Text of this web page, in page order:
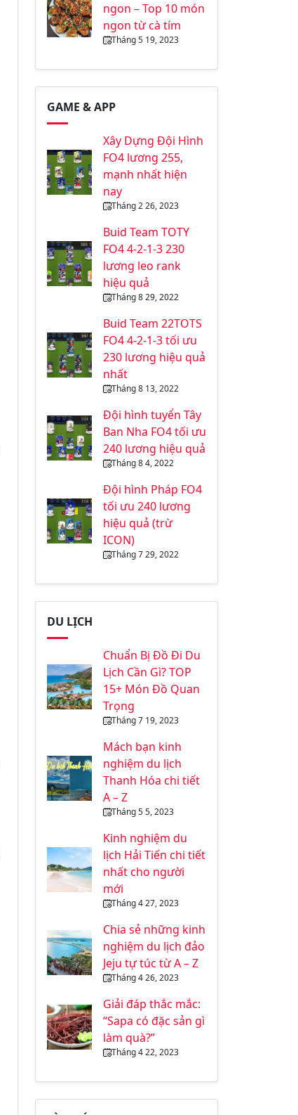
ngon – Top 10 món
ngon từ cà tím
Tháng 5 19, 2023
GAME & APP
Xây Dựng Đội Hình
FO4 lương 255,
mạnh nhất hiện
nay
Tháng 2 26, 2023
Buid Team TOTY
FO4 4-2-1-3 230
lương leo rank
hiệu quả
Tháng 8 29, 2022
Buid Team 22TOTS
FO4 4-2-1-3 tối ưu
230 lương hiệu quả
nhất
Tháng 8 13, 2022
Đội hình tuyển Tây
Ban Nha FO4 tối ưu
240 lương hiệu quả
Tháng 8 4, 2022
Đội hình Pháp FO4
tối ưu 240 lương
hiệu quả (trừ
ICON)
Tháng 7 29, 2022
DU LỊCH
Chuẩn Bị Đồ Đi Du
Lịch Cần Gì? TOP
15+ Món Đồ Quan
Trọng
Tháng 7 19, 2023
Mách bạn kinh
nghiệm du lịch
Thanh Hóa chi tiết
A – Z
Tháng 5 5, 2023
Kinh nghiệm du
lịch Hải Tiến chi tiết
nhất cho người
mới
Tháng 4 27, 2023
Chia sẻ những kinh
nghiệm du lịch đảo
Jeju tự túc từ A – Z
Tháng 4 26, 2023
Giải đáp thắc mắc:
“Sapa có đặc sản gì
làm quà?”
Tháng 4 22, 2023